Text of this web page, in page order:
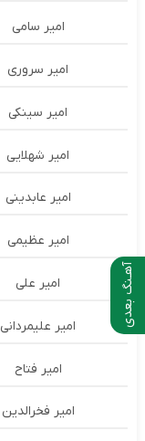
آهـنگ بعدی
امیر سامی
امیر سروری
امیر سینکی
امیر شهلایی
امیر عابدینی
امیر عظیمی
امیر علی
امیر علیمردانی
امیر فتاح
امیر فخرالدین